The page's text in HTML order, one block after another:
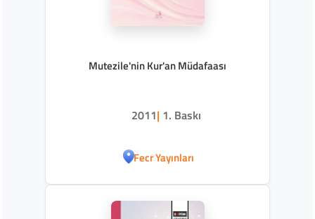
Mutezile'nin Kur'an Müdafaası
2011| 1. Baskı
Fecr Yayınları